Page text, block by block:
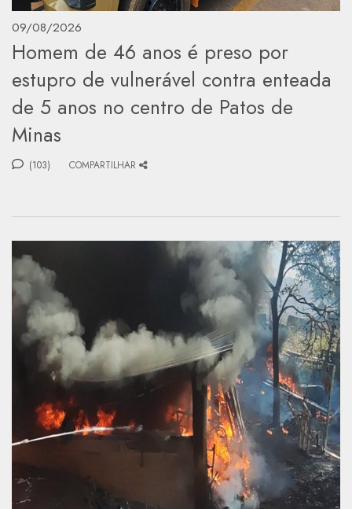
09/08/2026
Homem de 46 anos é preso por
estupro de vulnerável contra enteada
de 5 anos no centro de Patos de
Minas
(103) COMPARTILHAR